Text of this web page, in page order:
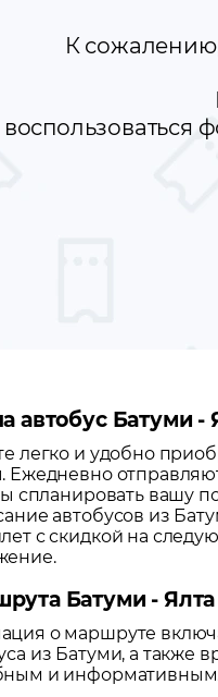
К
автобус Батуми -
легко и удобно
спланировать вашу
автобусов из
с скидкой на
Батуми - Ялта
о маршруте
из Батуми, а также
и